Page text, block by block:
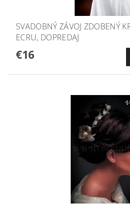
SVADOBNÝ ZÁVOJ ZDOBENÝ
ECRU, DOPREDAJ
€16